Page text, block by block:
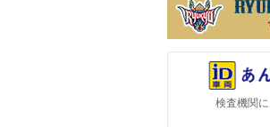
検査機関